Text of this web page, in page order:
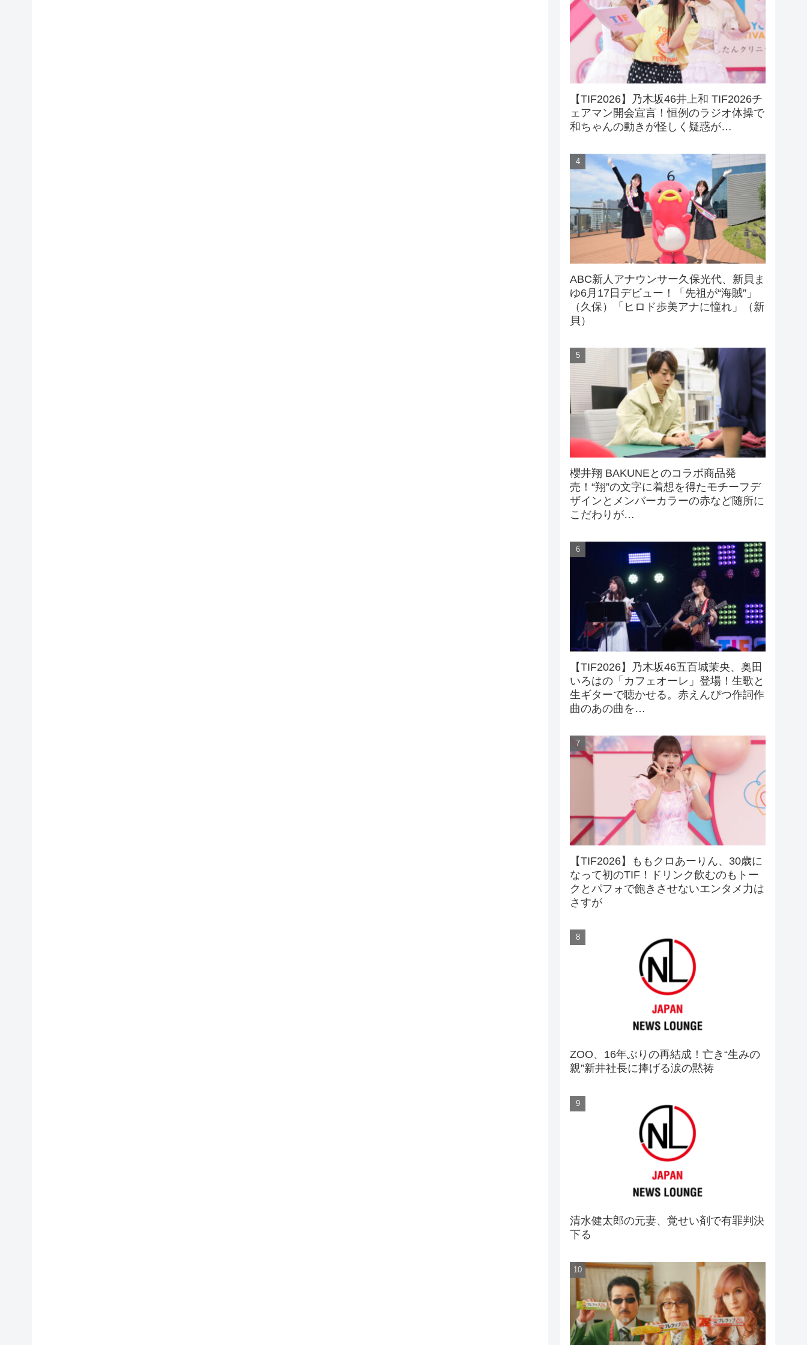
【TIF2026】乃木坂46井上和 TIF2026チ
ェアマン開会宣言！恒例のラジオ体操で
和ちゃんの動きが怪しく疑惑が…
ABC新人アナウンサー久保光代、新貝ま
ゆ6月17日デビュー！「先祖が“海賊”」
（久保）「ヒロド歩美アナに憧れ」（新
貝）
櫻井翔 BAKUNEとのコラボ商品発
売！“翔”の文字に着想を得たモチーフデ
ザインとメンバーカラーの赤など随所に
こだわりが…
【TIF2026】乃木坂46五百城茉央、奥田
いろはの「カフェオーレ」登場！生歌と
生ギターで聴かせる。赤えんぴつ作詞作
曲のあの曲を…
【TIF2026】ももクロあーりん、30歳に
なって初のTIF！ドリンク飲むのもトー
クとパフォで飽きさせないエンタメ力は
さすが
ZOO、16年ぶりの再結成！亡き“生みの
親”新井社長に捧げる涙の黙祷
清水健太郎の元妻、覚せい剤で有罪判決
下る